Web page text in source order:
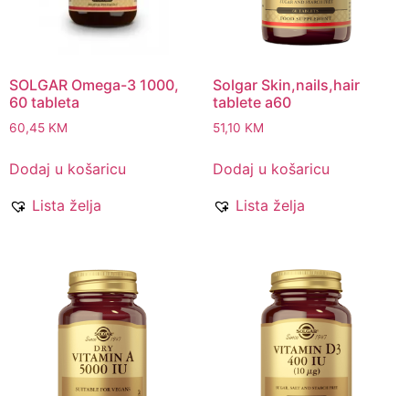
SOLGAR Omega-3 1000,
60 tableta
60,45 KM
Dodaj u košaricu
Lista želja
Solgar Skin,nails,hair
tablete a60
51,10 KM
Dodaj u košaricu
Lista želja